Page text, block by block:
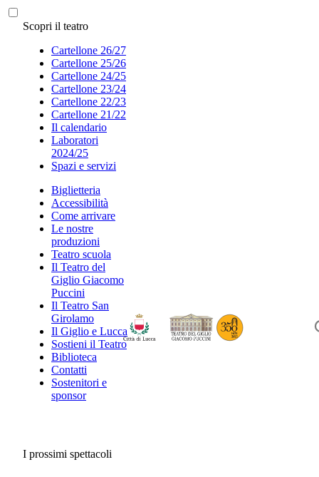
Scopri il teatro
Cartellone 26/27
Cartellone 25/26
Cartellone 24/25
Cartellone 23/24
Cartellone 22/23
Cartellone 21/22
Il calendario
Laboratori
2024/25
Spazi e servizi
Biglietteria
Accessibilità
Come arrivare
Le nostre
produzioni
Teatro scuola
Il Teatro del
Giglio Giacomo
Puccini
Il Teatro San
Girolamo
Il Giglio e Lucca
Sostieni il Teatro
Biblioteca
Contatti
Sostenitori e
sponsor
I prossimi spettacoli